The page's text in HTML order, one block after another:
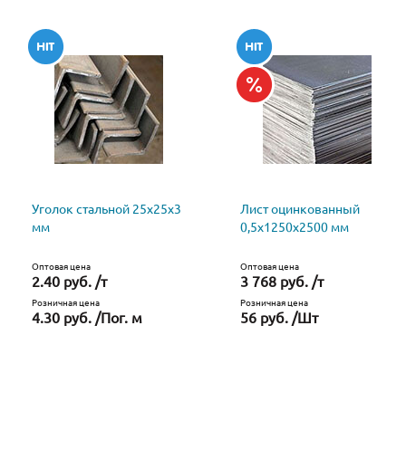
Уголок стальной 25х25х3
мм
Оптовая цена
2.40 руб. /т
Розничная цена
4.30 руб. /Пог. м
Лист оцинкованный
0,5х1250х2500 мм
Оптовая цена
3 768 руб. /т
Розничная цена
56 руб. /Шт